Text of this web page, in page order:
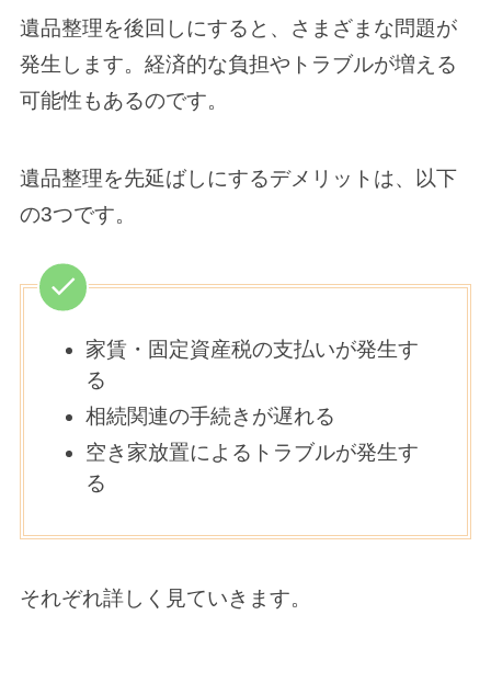
遺品整理を後回しにすると、さまざまな問題が
発生します。経済的な負担やトラブルが増える
可能性もあるのです。
遺品整理を先延ばしにするデメリットは、以下
の3つです。
家賃・固定資産税の支払いが発生す
る
相続関連の手続きが遅れる
空き家放置によるトラブルが発生す
る
それぞれ詳しく見ていきます。